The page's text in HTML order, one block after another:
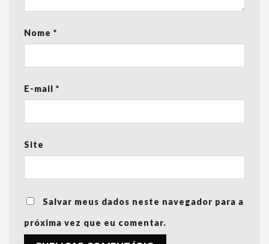
Nome *
E-mail *
Site
Salvar meus dados neste navegador para a
próxima vez que eu comentar.